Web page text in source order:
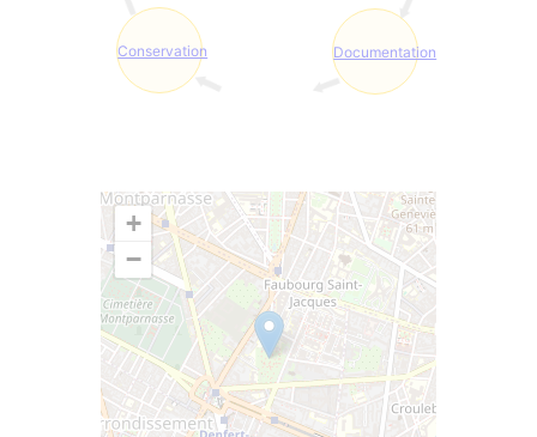
Documentation
Conservation
+
−